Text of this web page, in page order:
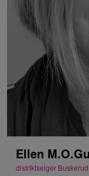
Ellen
distriktselger